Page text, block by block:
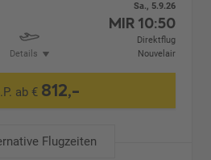
Details
Sa., 5.9.26
MIR 10:50
Direktflug
Nouvelair
ab € 812,-
Flugzeiten